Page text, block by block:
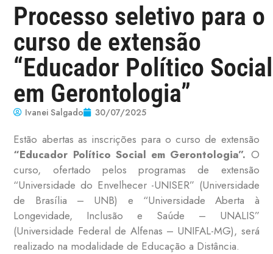
Processo seletivo para o
curso de extensão
“Educador Político Social
em Gerontologia”
Ivanei Salgado 30/07/2025
Estão abertas as inscrições para o curso de extensão
“Educador Político Social em Gerontologia”. O
curso, ofertado pelos programas de extensão
“Universidade do Envelhecer -UNISER” (Universidade
de Brasília – UNB) e “Universidade Aberta à
Longevidade, Inclusão e Saúde – UNALIS”
(Universidade Federal de Alfenas – UNIFAL-MG), será
realizado na modalidade de Educação a Distância.